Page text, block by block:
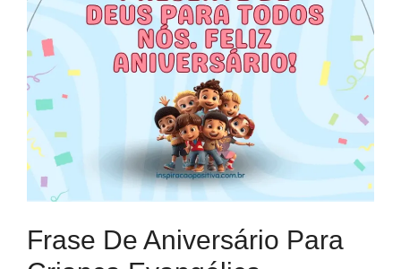
Frase De Aniversário Para